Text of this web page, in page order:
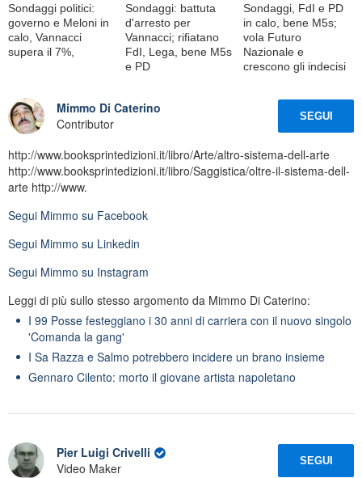
Sondaggi politici:
governo e Meloni in
calo, Vannacci
supera il 7%,
Sondaggi: battuta
d'arresto per
Vannacci; rifiatano
FdI, Lega, bene M5s
e PD
Sondaggi, FdI e PD
in calo, bene M5s;
vola Futuro
Nazionale e
crescono gli indecisi
Mimmo Di Caterino
Contributor
SEGUI
http://www.booksprintedizioni.it/libro/Arte/altro-sistema-dell-arte
http://www.booksprintedizioni.it/libro/Saggistica/oltre-il-sistema-dell-
arte http://www.
Segui Mimmo su Facebook
Segui Mimmo su Linkedin
Segui Mimmo su Instagram
Leggi di più sullo stesso argomento da Mimmo Di Caterino:
I 99 Posse festeggiano i 30 anni di carriera con il nuovo singolo
'Comanda la gang'
I Sa Razza e Salmo potrebbero incidere un brano insieme
Gennaro Cilento: morto il giovane artista napoletano
Pier Luigi Crivelli
Video Maker
SEGUI